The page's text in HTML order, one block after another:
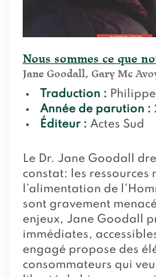
Nous sommes ce que
Jane Goodall, Gary Mc
Traduction :
Année de parution :
Éditeur : Actes Sud
Le Dr. Jane Goodall
constat: les ressources
l’alimentation de
sont gravement
enjeux, Jane Goodall
immédiates,
engagé propose des
consommateurs qui